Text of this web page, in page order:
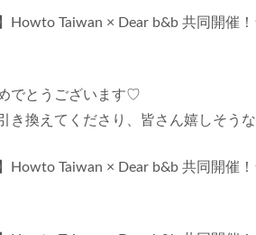
でとうございます♡
き換えてくださり、皆さん嬉しそう